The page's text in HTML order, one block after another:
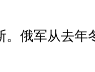
。俄军从去年